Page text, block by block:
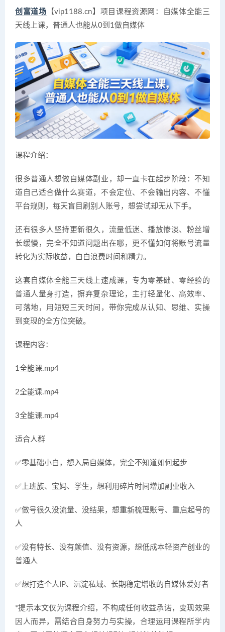
创富道场 【vip1188.cn】项目课程资源网：自媒体全能三
天线上课，普通人也能从0到1做自媒体
课程介绍：
很多普通人想做自媒体副业，却一直卡在起步阶段：不知
道自己适合做什么赛道，不会定位、不会输出内容、不懂
平台规则，每天盲目刷别人账号，想尝试却无从下手。
还有很多人坚持更新很久，流量低迷、播放惨淡、粉丝增
长缓慢，完全不知道问题出在哪，更不懂如何将账号流量
转化为实际收益，白白浪费时间和精力。
这套自媒体全能三天线上速成课，专为零基础、零经验的
普通人量身打造，摒弃复杂理论，主打轻量化、高效率、
可落地，用短短三天时间，带你完成从认知、思维、实操
到变现的全方位突破。
课程内容：
1全能课.mp4
2全能课.mp4
3全能课.mp4
适合人群
✅零基础小白，想入局自媒体，完全不知道如何起步
✅上班族、宝妈、学生，想利用碎片时间增加副业收入
✅做号很久没流量、没结果，想重新梳理账号、重启起号的
人
✅没有特长、没有颜值、没有资源，想低成本轻资产创业的
普通人
✅想打造个人IP、沉淀私域、长期稳定增收的自媒体爱好者
*提示本文仅为课程介绍，不构成任何收益承诺，变现效果
因人而异，需结合自身努力与实操，合理运用课程所学内